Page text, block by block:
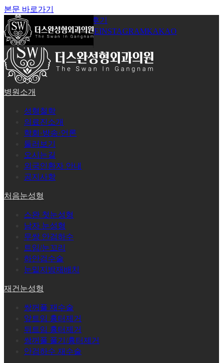
본문 바로가기
공지사항
시술후기
로그인회원가입YOUTUBEINSTAGRAMKAKAO
병원소개
성형철학
의료진소개
학회·방송·언론
둘러보기
오시는길
외국인환자 안내
공지사항
처음눈성형
스완 첫눈성형
남자 눈성형
무쌍 안검하수
트임/눈꼬리
하안검수술
눈밑지방재배치
재건눈성형
쌍꺼풀 재수술
앞트임 흉터제거
뒤트임 흉터제거
쌍꺼풀 풀기/흉터제거
안검하수 재수술